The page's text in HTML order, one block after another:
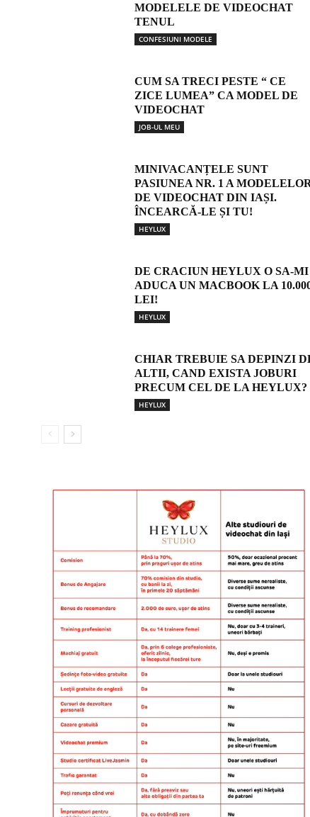
MODELELE DE VIDEOCHAT
TENUL
CONFESIUNI MODELE
CUM SA TRECI PESTE “ CE
ZICE LUMEA” CA MODEL DE
VIDEOCHAT
JOB-UL MEU
MINIVACANȚELE SUNT
PASIUNEA NR. 1 A
DE VIDEOCHAT DIN IAȘI.
ÎNCEARCĂ-LE ȘI TU!
HEYLUX
DE CRACIUN HEYLUX O SA-MI
ADUCA UN MACBOOK LA
LEI!
HEYLUX
CHIAR TREBUIE SA DEPINZI
ALTII, CAND EXISTA JOBURI
PRECUM CEL DE LA HEYLUX?
HEYLUX